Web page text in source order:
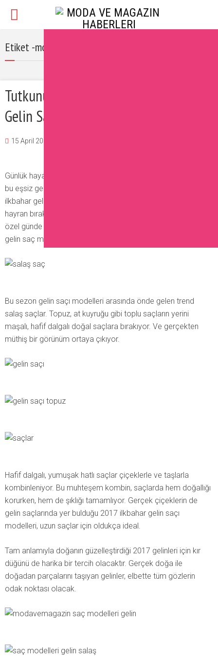
Etiket -moda gerçek çiçekler
Tutkunu Olacağınız 2017 İlkbahar
Gelin Saçı Modelleri
15 April 2017
Günlük hayatınızda, özel günlerinizde dahi kullanabileceğiniz
bu eşsiz gelin saçı modelleri sizi kendine aşık edecek. 2017
ilkbahar gelin saçı modelleri sade ve salaş görünümleriyle
hayran bırakıyor. İşte hem düğününüzde, hem de herhangi bir
özel günde kullanabileceğiniz birbirinden şık ilkbahar salaş
gelin saç modelleri….
Bu sezon gelin saçı modelleri arasında önde gelen trend
salaş saçlar. Topuz, at kuyruğu gibi toplu saçların yerini
maşalı, hafif dalgalı doğal saçlara bırakıyor. Ve gerçekten
müthiş bir görünüm ortaya çıkıyor.
Hafif dalgalı, yumuşak hatlı saçlar çiçeklerle ve taşlarla
kombinleniyor. Bu muhteşem kombin, saçlarda hem doğallığı
korurken, hem de şıklığı tamamlıyor. Gerçek çiçeklerin de
gelin saçlarında yer bulduğu 2017 ilkbahar gelin saçı
modelleri, uzun saçlar için oldukça ideal.
Tam anlamıyla doğanın güzelleştirdiği 2017 gelinleri için kır
düğünü de harika bir tercih olacaktır. Gerçek doğa ile
doğadan parçalarını taşıyan gelinler, elbette tüm gözlerin
odak noktası olacak.